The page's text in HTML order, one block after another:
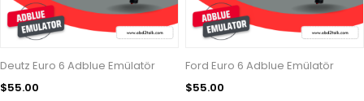
Deutz Euro 6 Adblue Emülatör
$55.00
Ford Euro 6 Adblue Emülatör
$55.00